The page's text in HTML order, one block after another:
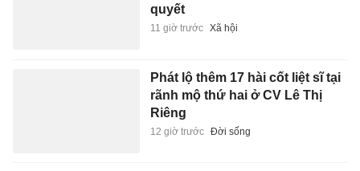
quyết
11 giờ trước Xã hội
Phát lộ thêm 17 hài cốt liệt sĩ tại
rãnh mộ thứ hai ở CV Lê Thị
Riêng
12 giờ trước Đời sống